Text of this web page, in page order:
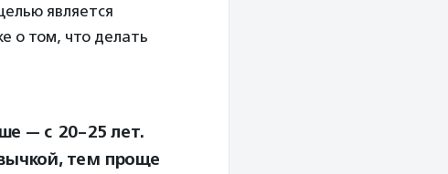
является
о том, что делать
— с 20-25 лет.
тем проще